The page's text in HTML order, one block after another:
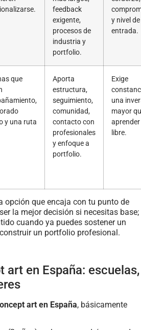
feedback
exigente,
procesos de
industria y
portfolio.
y nivel de
entrada.
que
y una ruta
Aporta
estructura,
seguimiento,
comunidad,
contacto con
profesionales
y enfoque a
portfolio.
Exige
una
mayor
libre.
opción que encaja con tu punto de
la mejor decisión si necesitas base;
cuando ya puedes sostener un
un portfolio profesional.
art en España: escuelas,
art en España, básicamente